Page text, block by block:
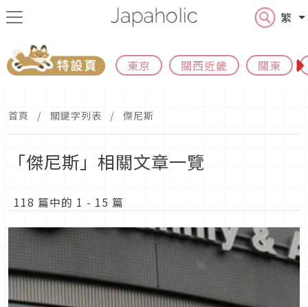
繁
東京 關西近畿 關東
首頁 關鍵字列表 傑尼斯
「傑尼斯」相關文章一覽
118 篇中的 1 - 15 篇